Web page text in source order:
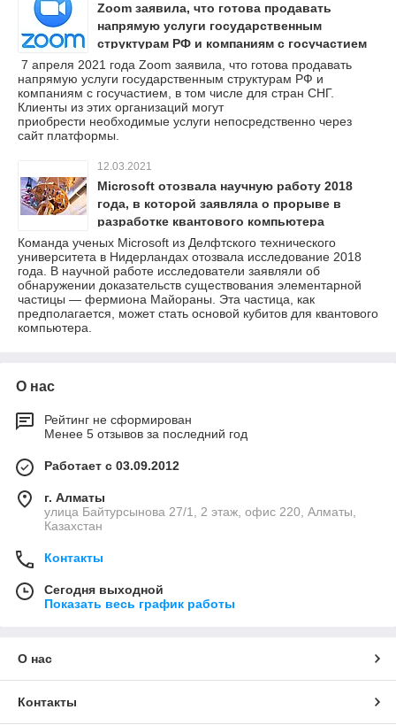
Zoom заявила, что готова продавать
напрямую услуги государственным
структурам РФ и компаниям с госучастием
7 апреля 2021 года Zoom заявила, что готова продавать
напрямую услуги государственным структурам РФ и
компаниям с госучастием, в том числе для стран СНГ.
Клиенты из этих организаций могут
приобрести необходимые услуги непосредственно через
сайт платформы.
12.03.2021
Microsoft отозвала научную работу 2018
года, в которой заявляла о прорыве в
разработке квантового компьютера
Команда ученых Microsoft из Делфтского технического
университета в Нидерландах отозвала исследование 2018
года. В научной работе исследователи заявляли об
обнаружении доказательств существования элементарной
частицы — фермиона Майораны. Эта частица, как
предполагается, может стать основой кубитов для квантового
компьютера.
О нас
Рейтинг не сформирован
Менее 5 отзывов за последний год
Работает с 03.09.2012
г. Алматы
улица Байтурсынова 27/1, 2 этаж, офис 220, Алматы,
Казахстан
Контакты
Сегодня выходной
Показать весь график работы
О нас
Контакты